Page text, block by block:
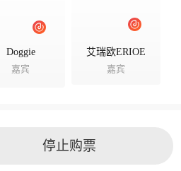
Doggie
嘉宾
艾瑞欧ERIOE
嘉宾
停止购票